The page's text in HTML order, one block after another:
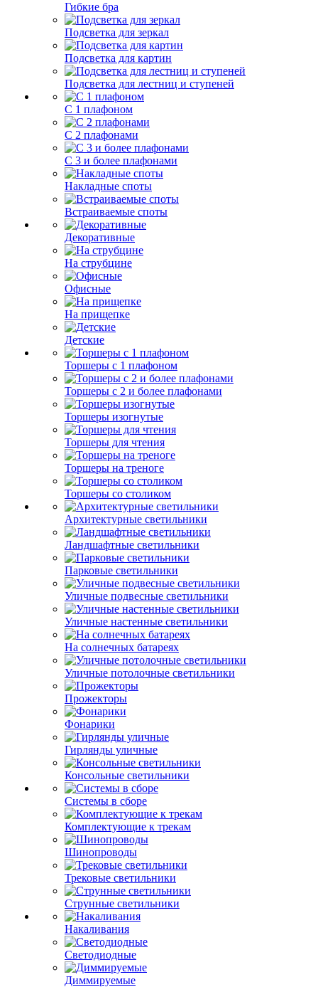
Гибкие бра
Подсветка для зеркал
Подсветка для картин
Подсветка для лестниц и ступеней
С 1 плафоном
С 2 плафонами
С 3 и более плафонами
Накладные споты
Встраиваемые споты
Декоративные
На струбцине
Офисные
На прищепке
Детские
Торшеры с 1 плафоном
Торшеры с 2 и более плафонами
Торшеры изогнутые
Торшеры для чтения
Торшеры на треноге
Торшеры со столиком
Архитектурные светильники
Ландшафтные светильники
Парковые светильники
Уличные подвесные светильники
Уличные настенные светильники
На солнечных батареях
Уличные потолочные светильники
Прожекторы
Фонарики
Гирлянды уличные
Консольные светильники
Системы в сборе
Комплектующие к трекам
Шинопроводы
Трековые светильники
Струнные светильники
Накаливания
Светодиодные
Диммируемые